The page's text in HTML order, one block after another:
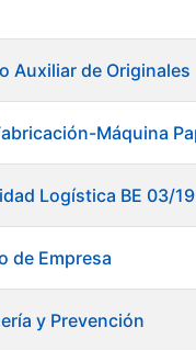
Auxiliar de Originales
Máquina
Logística BE 03/19
de Empresa
y Prevención